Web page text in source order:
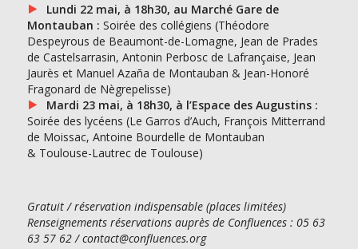
Lundi 22 mai, à 18h30, au Marché Gare de
Montauban : Soirée des collégiens (Théodore
Despeyrous de Beaumont-de-Lomagne, Jean de Prades
de Castelsarrasin, Antonin Perbosc de Lafrançaise, Jean
Jaurès et Manuel Azaña de Montauban & Jean-Honoré
Fragonard de Nègrepelisse)
Mardi 23 mai, à 18h30, à l’Espace des Augustins :
Soirée des lycéens (Le Garros d’Auch, François Mitterrand
de Moissac, Antoine Bourdelle de Montauban
& Toulouse-Lautrec de Toulouse)
Gratuit / réservation indispensable (places limitées)
Renseignements réservations auprès de Confluences : 05 63
63 57 62 / contact@confluences.org